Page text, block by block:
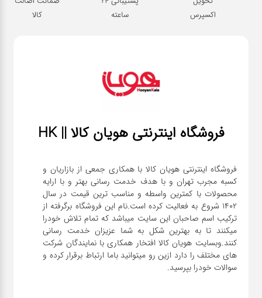
ادویه
کتری قوری
سطل
زباله،سرویس
بهداشتی،حمام
عطر،خوشبو کننده
اکسپرس
ساعته
کالا
فروشگاه اینترنتی هویان کالا || HK
فروشگاه اینترنتی هویان کالا با همکاری جمعی از بازاریان و
کسبه مجرب تهران و با هدف خدمت رسانی بهتر و با ارایه
محصولات با کمترین واسطه و مناسب ترین قیمت در سال
1402 شروع به فعالیت کرده است.نام این فروشگاه برگرفته از
ترکیب اسم صاحبان این سایت میباشد که تمام تلاش خودرا
میکنند تا به بهترین شکل به شما عزیزان خدمت رسانی
کنند.وبسایت هویان کالا افتخار همکاری با نمایندگان شرکت
های مختلف را دارد ازین رو میتوانید باما ارتباط برقرار کرده و
سوالات خودرا بپرسید.